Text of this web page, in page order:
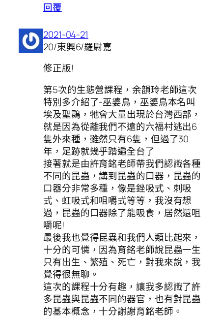
回覆
2021-04-21
20/東興6/羅尉嘉
修正版!
第5次的生態營課程，余韻玲老師這次
特別多介紹了-巫婆鳥，巫婆鳥本名叫
埃及聖䴉，牠會大量出現於台灣西部，
就是因為從離我們不遠的六福村逃出6
隻外來種，雖然只有6隻，但過了30
年，足跡就幾乎踏遍全台了
接著就是由許育銘老師帶我們認識各種
不同的昆蟲，講到昆蟲的口器，昆蟲的
口器分非常多種，像是銼吸式、刺吸
式、虹吸式和咀嚼式等等，我沒有想
過，昆蟲的口器除了能吸食，居然還咀
嚼呢!
最後我也覺得昆蟲和我們人類比起來，
十分的可憐，因為育銘老師說昆蟲一生
只有出生、繁殖、死亡，對我來說，我
覺得很無聊。
這次的課程十分有趣，讓我多認識了許
多昆蟲與昆蟲不同的器官，也有對昆蟲
的基本概念，十分謝謝育銘老師。